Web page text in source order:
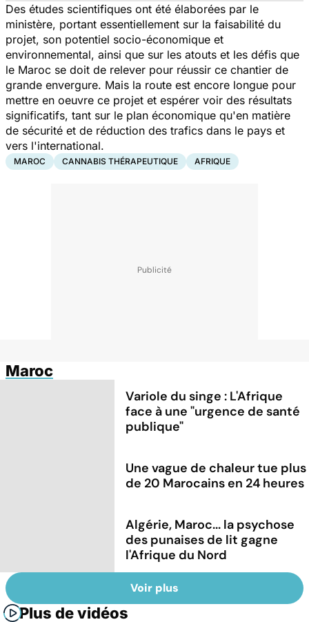
Des études scientifiques ont été élaborées par le
ministère, portant essentiellement sur la faisabilité du
projet, son potentiel socio-économique et
environnemental, ainsi que sur les atouts et les défis que
le Maroc se doit de relever pour réussir ce chantier de
grande envergure. Mais la route est encore longue pour
mettre en oeuvre ce projet et espérer voir des résultats
significatifs, tant sur le plan économique qu'en matière
de sécurité et de réduction des trafics dans le pays et
vers l'international.
MAROC CANNABIS THÉRAPEUTIQUE AFRIQUE
Maroc
Variole du singe : L'Afrique
face à une "urgence de santé
publique"
Une vague de chaleur tue plus
de 20 Marocains en 24 heures
Algérie, Maroc... la psychose
des punaises de lit gagne
l'Afrique du Nord
Voir plus
Plus de vidéos